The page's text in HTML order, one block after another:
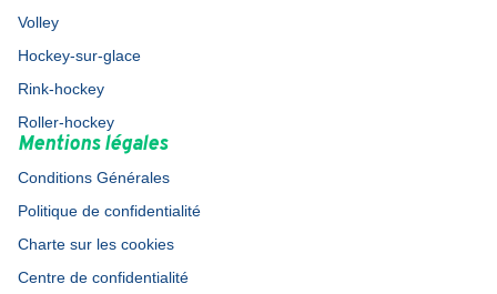
Volley
Hockey-sur-glace
Rink-hockey
Roller-hockey
Mentions légales
Conditions Générales
Politique de confidentialité
Charte sur les cookies
Centre de confidentialité